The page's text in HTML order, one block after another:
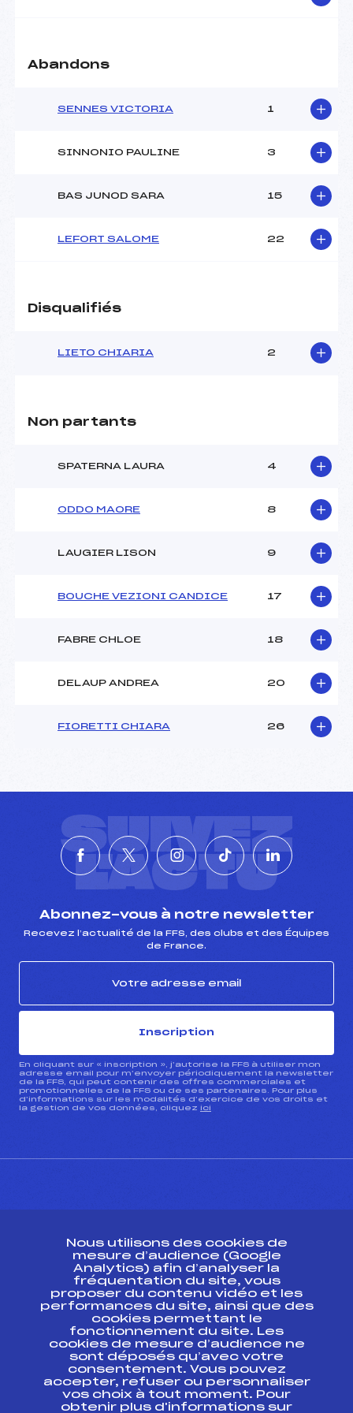
Abandons
SENNES VICTORIA 1
SINNONIO PAULINE 3
BAS JUNOD SARA 15
LEFORT SALOME 22
Disqualifiés
LIETO CHIARIA 2
Non partants
SPATERNA LAURA 4
ODDO MAORE 8
LAUGIER LISON 9
BOUCHE VEZIONI CANDICE 17
FABRE CHLOE 18
DELAUP ANDREA 20
FIORETTI CHIARA 26
SUIVEZ
L'ACTU
Abonnez-vous à notre newsletter
Recevez l’actualité de la FFS, des clubs et des Équipes
de France.
Inscription
En cliquant sur « inscription », j’autorise la FFS à utiliser mon
adresse email pour m’envoyer périodiquement la newsletter
de la FFS, qui peut contenir des offres commerciales et
promotionnelles de la FFS ou de ses partenaires. Pour plus
d’informations sur les modalités d’exercice de vos droits et
la gestion de vos données, cliquez ici
Ressources
Pass’Neige
Projet sportif fédéral
Projet de performance fédéral
Antidopage
Pôle Développement, Formation, Suivi
Scientifique
Listes ministérielles
Nous utilisons des cookies de
mesure d’audience (Google
Analytics) afin d’analyser la
fréquentation du site, vous
proposer du contenu vidéo et les
performances du site, ainsi que des
cookies permettant le
fonctionnement du site. Les
cookies de mesure d’audience ne
sont déposés qu’avec votre
consentement. Vous pouvez
accepter, refuser ou personnaliser
vos choix à tout moment. Pour
obtenir plus d'informations sur